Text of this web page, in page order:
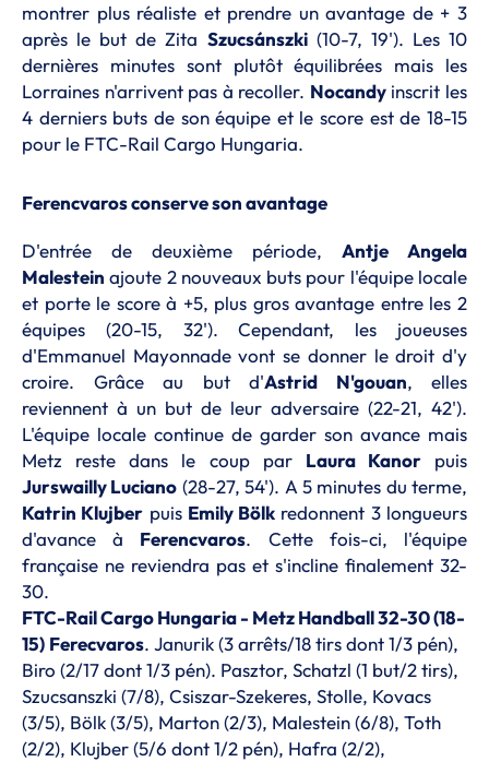
montrer plus réaliste et prendre un avantage de + 3
après le but de Zita Szucsánszki(10-7, 19'). Les 10
dernières minutes sont plutôt équilibrées mais les
Lorraines n'arrivent pas à recoller. Nocandyinscrit les
4 derniers buts de son équipe et le score est de 18-15
pour le FTC-Rail Cargo Hungaria.
Ferencvaros conserve son avantage
D'entrée de deuxième période, Antje Angela
Malestein ajoute 2 nouveaux buts pour l'équipe locale
et porte le score à +5, plus gros avantage entre les 2
équipes (20-15, 32'). Cependant, les joueuses
d'Emmanuel Mayonnade vont se donner le droit d'y
croire. Grâce au but d'Astrid N'gouan, elles
reviennent à un but de leur adversaire (22-21, 42').
L'équipe locale continue de garder son avance mais
Metz reste dans le coup par Laura Kanorpuis
Jurswailly Luciano (28-27, 54'). A 5 minutes du terme,
Katrin Klujber puis Emily Bölk redonnent 3 longueurs
d'avance à Ferencvaros. Cette fois-ci, l'équipe
française ne reviendra pas et s'incline finalement 32-
30.
FTC-Rail Cargo Hungaria - Metz Handball 32-30 (18-
15) Ferecvaros. Janurik (3 arrêts/18 tirs dont 1/3 pén),
Biro (2/17 dont 1/3 pén). Pasztor, Schatzl (1 but/2 tirs),
Szucsanszki (7/8), Csiszar-Szekeres, Stolle, Kovacs
(3/5), Bölk (3/5), Marton (2/3), Malestein (6/8), Toth
(2/2), Klujber (5/6 dont 1/2 pén), Hafra (2/2),